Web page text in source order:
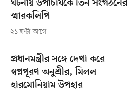
ঘটনায় উপাচার্যকে তিন সংগঠনের
স্মারকলিপি
২১ ঘণ্টা আগে
প্রধানমন্ত্রীর সঙ্গে দেখা করে
স্বপ্নপূরণ অনুশ্রীর, মিলল
হারমোনিয়াম উপহার